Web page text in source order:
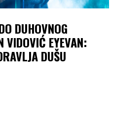
DUHOVNOG
EYEVAN:
DUŠU